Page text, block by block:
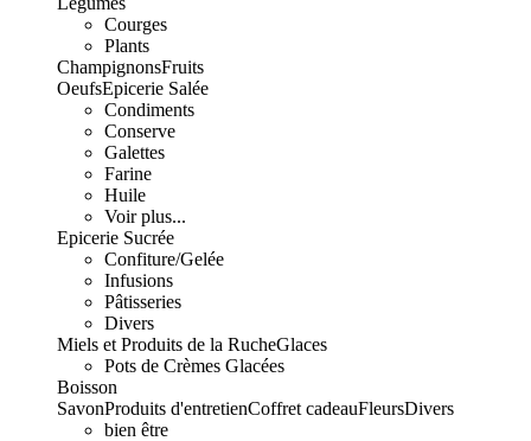
Courges
Plants
ChampignonsFruits
OeufsEpicerie Salée
Condiments
Conserve
Galettes
Farine
Huile
Voir plus...
Epicerie Sucrée
Confiture/Gelée
Infusions
Pâtisseries
Divers
Miels et Produits de la RucheGlaces
Pots de Crèmes Glacées
Boisson
SavonProduits d'entretienCoffret cadeauFleursDivers
bien être